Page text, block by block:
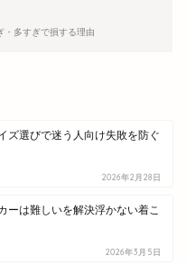
・多すぎで損する理由
ズ選びで迷う人向け失敗を防ぐ
2026年2月28日
ーは難しいを解決浮かない着こ
2026年3月5日